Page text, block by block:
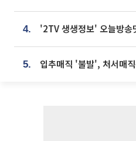
4.
5. 입추매직 '불발', 처서매